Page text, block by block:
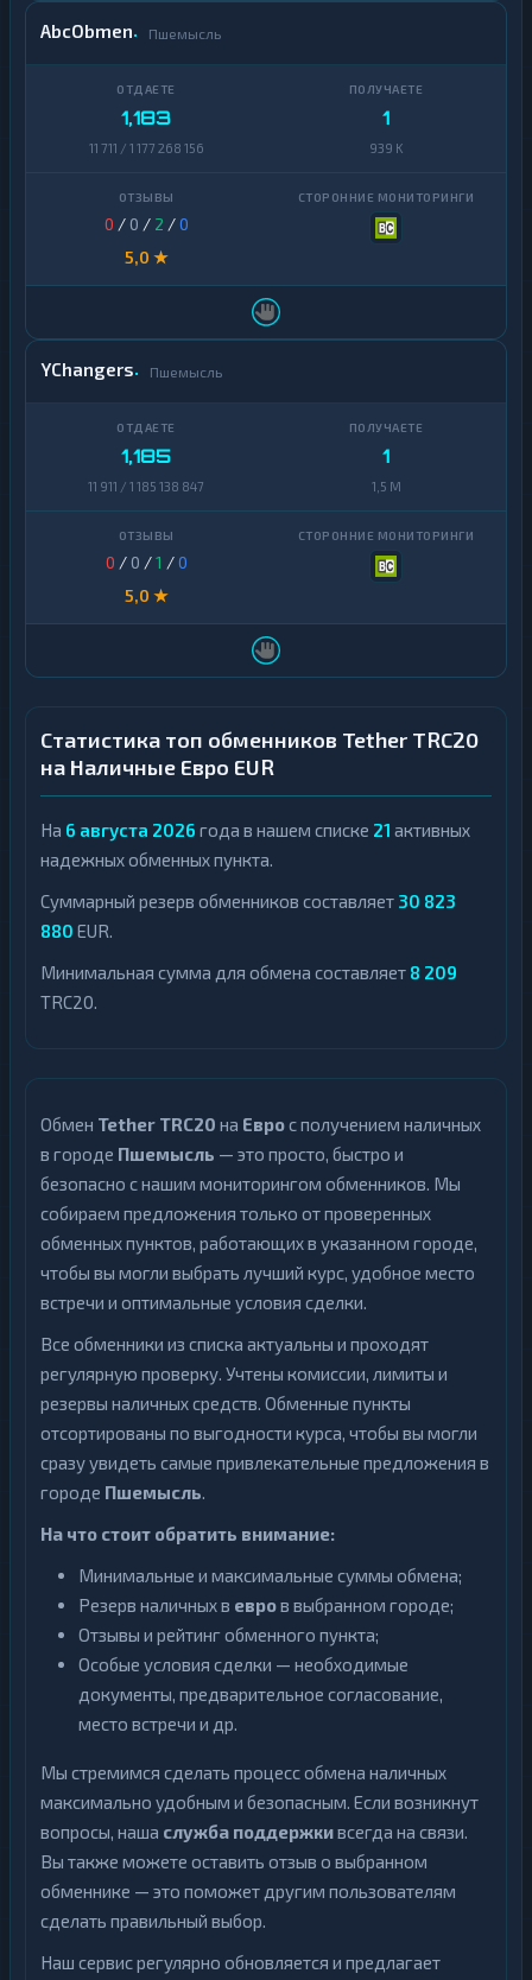
AbcObmen Пшемысль
1,183
11 711 / 1 177 268 156
1
939 K
0 / 0 / 2 /0
5,0 ★
YChangers Пшемысль
1,185
11 911 / 1 185 138 847
1
1,5 M
0 / 0 /1 /0
5,0 ★
Статистика топ обменников Tether TRC20
на Наличные Евро EUR
На 6 августа 2026 года в нашем списке 21 активных
надежных обменных пункта.
Суммарный резерв обменников составляет 30 823
880 EUR.
Минимальная сумма для обмена составляет 8 209
TRC20.
Обмен Tether TRC20 на Еврос получением наличных
в городе Пшемысль — это просто, быстро и
безопасно с нашим мониторингом обменников. Мы
собираем предложения только от проверенных
обменных пунктов, работающих в указанном городе,
чтобы вы могли выбрать лучший курс, удобное место
встречи и оптимальные условия сделки.
Все обменники из списка актуальны и проходят
регулярную проверку. Учтены комиссии, лимиты и
резервы наличных средств. Обменные пункты
отсортированы по выгодности курса, чтобы вы могли
сразу увидеть самые привлекательные предложения в
городе Пшемысль.
На что стоит обратить внимание:
Минимальные и максимальные суммы обмена;
Резерв наличных в евров выбранном городе;
Отзывы и рейтинг обменного пункта;
Особые условия сделки — необходимые
документы, предварительное согласование,
место встречи и др.
Мы стремимся сделать процесс обмена наличных
максимально удобным и безопасным. Если возникнут
вопросы, наша служба поддержкивсегда на связи.
Вы также можете оставить отзыв о выбранном
обменнике — это поможет другим пользователям
сделать правильный выбор.
Наш сервис регулярно обновляется и предлагает